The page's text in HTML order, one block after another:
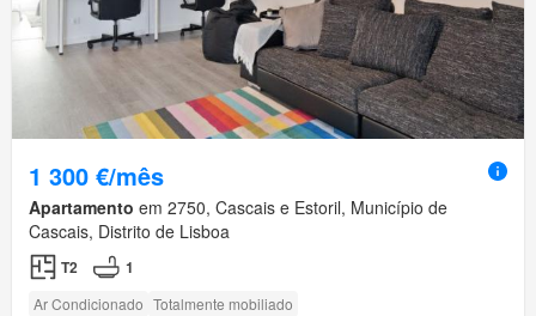
1 300 €/mês
Apartamento em 2750, Cascais e Estoril, Município de
Cascais, Distrito de Lisboa
T2 1
Ar Condicionado Totalmente mobiliado